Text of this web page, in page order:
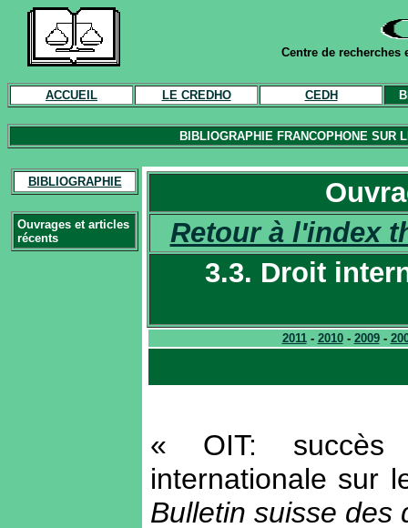
Centre de
ACCUEIL LE CREDHO CEDH
BIBLIOGRAPHIE FRANCOPHONE SUR
BIBLIOGRAPHIE
Ouvrages et articles
récents
Retour à l'index
3.3. Droit
2011- 2010- 2009-
« OIT: succès
internationale sur
Bulletin suisse des